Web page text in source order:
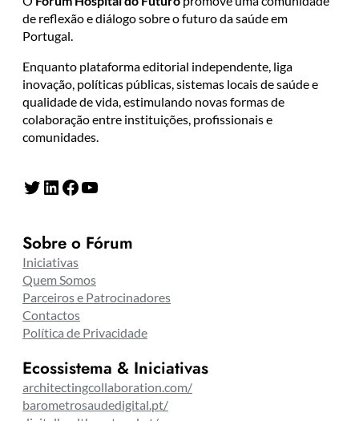
de reflexão e diálogo sobre o futuro da saúde em
Portugal.
Enquanto plataforma editorial independente, liga
inovação, políticas públicas, sistemas locais de saúde e
qualidade de vida, estimulando novas formas de
colaboração entre instituições, profissionais e
comunidades.
Twitter LinkedIn Facebook YouTube
Sobre o Fórum
Iniciativas
Quem Somos
Parceiros e Patrocinadores
Contactos
Política de Privacidade
Ecossistema & Iniciativas
architectingcollaboration.com/
barometrosaudedigital.pt/